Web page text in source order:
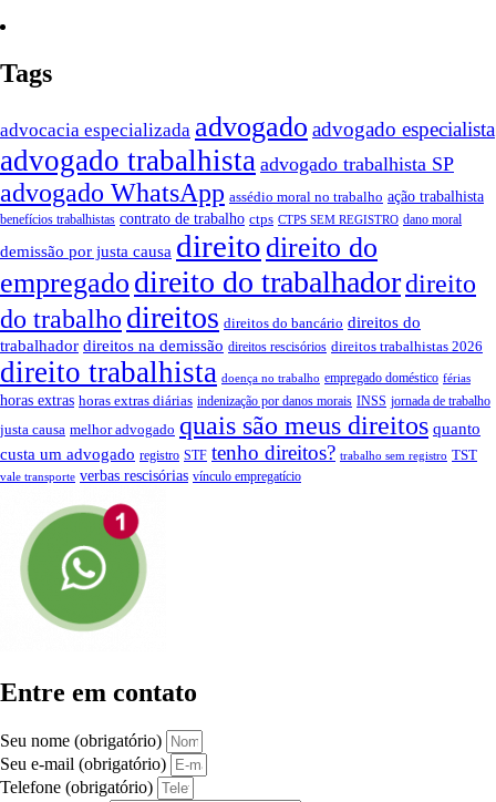
Tags
advocacia especializada advogado advogado especialista
advogado trabalhista advogado trabalhista SP
advogado WhatsApp assédio moral no trabalho ação trabalhista
benefícios trabalhistas contrato de trabalho ctps CTPS SEM REGISTRO dano moral
demissão por justa causa direito direito do
empregado direito do trabalhadordireito
do trabalho direitos direitos do bancário direitos do
trabalhador direitos na demissão direitos rescisórios direitos trabalhistas 2026
direito trabalhista doença no trabalho empregado doméstico férias
horas extras horas extras diárias indenização por danos morais INSS jornada de trabalho
justa causa melhor advogado quais são meus direitos quanto
custa um advogado registro STF tenho direitos? trabalho sem registro TST
vale transporte verbas rescisórias vínculo empregatício
Entre em contato
Seu nome (obrigatório)
Seu e-mail (obrigatório)
Telefone (obrigatório)